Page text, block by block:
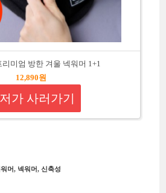
리미엄 방한 겨울 넥워머 1+1
12,890원
가 사러가기
머, 넥워머, 신축성